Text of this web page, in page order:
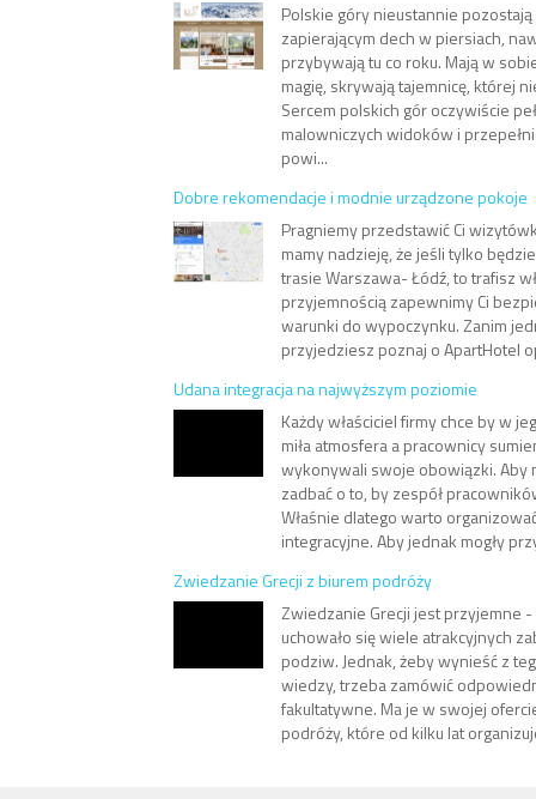
Polskie góry nieustannie
zapierającym dech w piersiach,
przybywają tu co roku. Mają w
magię, skrywają tajemnicę, której
Sercem polskich gór oczywiście
malowniczych widoków i
powi...
Dobre rekomendacje i modnie urządzone pokoje
Pragniemy przedstawić Ci
mamy nadzieję, że jeśli tylko
trasie Warszawa- Łódź, to trafisz
przyjemnością zapewnimy Ci
warunki do wypoczynku. Zanim
przyjedziesz poznaj o ApartHotel
Udana integracja na najwyższym poziomie
Każdy właściciel firmy chce by w
miła atmosfera a pracownicy
wykonywali swoje obowiązki. Aby
zadbać o to, by zespół
Właśnie dlatego warto
integracyjne. Aby jednak mogły
Zwiedzanie Grecji z biurem podróży
Zwiedzanie Grecji jest przyjemne
uchowało się wiele atrakcyjnych
podziw. Jednak, żeby wynieść z
wiedzy, trzeba zamówić
fakultatywne. Ma je w swojej
podróży, które od kilku lat